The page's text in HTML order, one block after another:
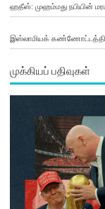
ஹதீஸ்: முஹம்மது நபியின்
இஸ்லாமியக்
முக்கியப் பதிவுகள்